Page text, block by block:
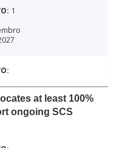
1
at least 100%
ongoing SCS